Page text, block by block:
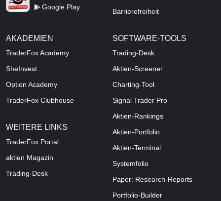
Google Play
Barrierefreiheit
AKADEMIEN
TraderFox Academy
SheInvest
Option Academy
TraderFox Clubhouse
WEITERE LINKS
TraderFox Portal
aktien Magazin
Trading-Desk
SOFTWARE-TOOLS
Trading-Desk
Aktien-Screener
Charting-Tool
Signal Trader Pro
Aktien-Rankings
Aktien-Portfolio
Aktien-Terminal
Systemfolio
Paper: Research-Reports
Portfolio-Builder